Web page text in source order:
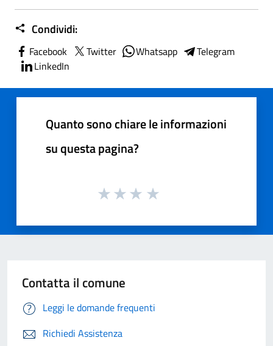
Condividi:
Facebook Twitter Whatsapp
Telegram
LinkedIn
Quanto sono chiare le informazioni
su questa pagina?
Contatta il comune
Leggi le domande frequenti
Richiedi Assistenza